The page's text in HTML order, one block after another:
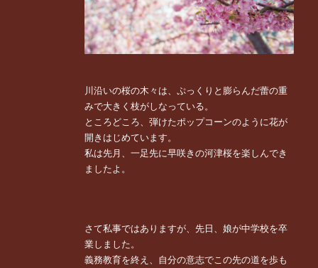
川沿いの桜の木々は、ぷっくりと膨らんだ蕾の重
みで大きく枝がしなっている。
ところどころ、弾けたポップコーンのように花が
開きはじめています。
私は先月、一足先に早咲きの河津桜を楽しんでき
ましたよ。
さて私事ではありますが、先日、娘が中学校を卒
業しました。
義務教育を終え、自分の意志でこの先の道を歩も